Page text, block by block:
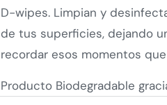
D-wipes. Limpian y
de tus superficies, dejando
recordar esos momentos
Producto Biodegradable